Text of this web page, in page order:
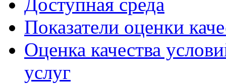
Доступная среда
Показатели оценки
Оценка качества
услуг